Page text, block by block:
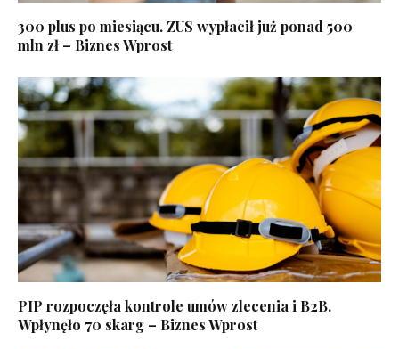
300 plus po miesiącu. ZUS wypłacił już ponad 500
mln zł – Biznes Wprost
PIP rozpoczęła kontrole umów zlecenia i B2B.
Wpłynęło 70 skarg – Biznes Wprost